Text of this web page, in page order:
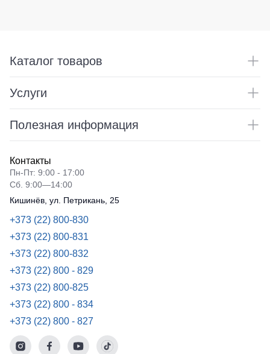
Каталог товаров
Услуги
Полезная информация
Контакты
Пн-Пт: 9:00 - 17:00
Сб. 9:00—14:00
Кишинёв, ул. Петрикань, 25
+373 (22) 800-830
+373 (22) 800-831
+373 (22) 800-832
+373 (22) 800 - 829
+373 (22) 800-825
+373 (22) 800 - 834
+373 (22) 800 - 827